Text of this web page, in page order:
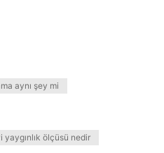
aynı şey mi
yaygınlık ölçüsü nedir